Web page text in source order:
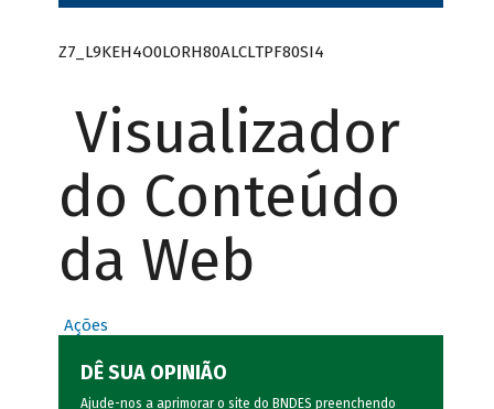
Z7_L9KEH4O0LORH80ALCLTPF80SI4
Visualizador
do Conteúdo
da Web
Ações
DÊ SUA OPINIÃO
Ajude-nos a aprimorar o site do BNDES preenchendo